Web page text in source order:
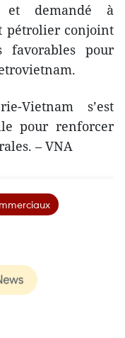
et demandé à
pétrolier conjoint
pour
Vietnam s’est
pour renforcer
– VNA